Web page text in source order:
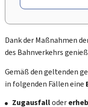
Dank der Maßnahmen
des Bahnverkehrs
Gemäß den geltenden
in folgenden Fällen eine
Zugausfalloder